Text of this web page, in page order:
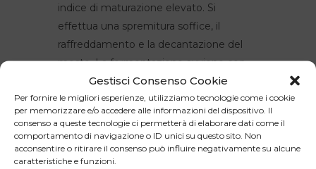
Gestisci Consenso Cookie
Per fornire le migliori esperienze, utilizziamo tecnologie come i cookie
per memorizzare e/o accedere alle informazioni del dispositivo. Il
consenso a queste tecnologie ci permetterà di elaborare dati come il
comportamento di navigazione o ID unici su questo sito. Non
acconsentire o ritirare il consenso può influire negativamente su alcune
caratteristiche e funzioni.
indice di maturazione elevato. Si
effettua una spremitura soffice, il
raffreddamento e la decantazione del
mosto. La fermentazione avviene con
lieviti selezionati, a temperature
comprese tra i 10 e i 18 °C., il 30% in
legno di rovere e il 70% in acciaio. Il
vino viene poi lasciato maturare sul
proprio lievito fino a primavera.